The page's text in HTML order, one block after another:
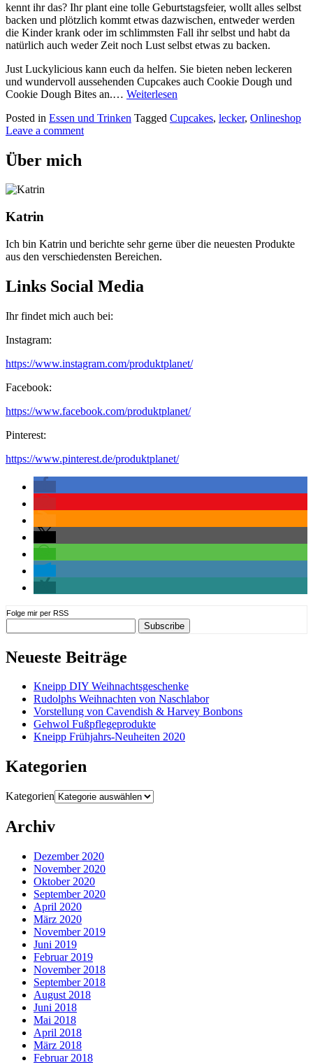
kennt ihr das? Ihr plant eine tolle Geburtstagsfeier, wollt alles selbst
backen und plötzlich kommt etwas dazwischen, entweder werden
die Kinder krank oder im schlimmsten Fall ihr selbst und habt da
natürlich auch weder Zeit noch Lust selbst etwas zu backen.
Just Luckylicious kann euch da helfen. Sie bieten neben leckeren
und wundervoll aussehenden Cupcakes auch Cookie Dough und
Cookie Dough Bites an.… Weiterlesen
Posted in Essen und Trinken Tagged Cupcakes, lecker, Onlineshop
Leave a comment
Über mich
Katrin
Ich bin Katrin und berichte sehr gerne über die neuesten Produkte
aus den verschiedensten Bereichen.
Links Social Media
Ihr findet mich auch bei:
Instagram:
https://www.instagram.com/produktplanet/
Facebook:
https://www.facebook.com/produktplanet/
Pinterest:
https://www.pinterest.de/produktplanet/
Folge mir per RSS
Neueste Beiträge
Kneipp DIY Weihnachtsgeschenke
Rudolphs Weihnachten von Naschlabor
Vorstellung von Cavendish & Harvey Bonbons
Gehwol Fußpflegeprodukte
Kneipp Frühjahrs-Neuheiten 2020
Kategorien
Kategorien
Archiv
Dezember 2020
November 2020
Oktober 2020
September 2020
April 2020
März 2020
November 2019
Juni 2019
Februar 2019
November 2018
September 2018
August 2018
Juni 2018
Mai 2018
April 2018
März 2018
Februar 2018